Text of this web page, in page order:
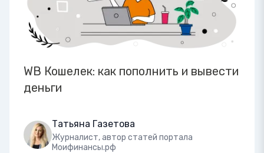
WB Кошелек: как пополнить и вывести
деньги
Татьяна Газетова
Журналист, автор статей портала
Моифинансы.рф